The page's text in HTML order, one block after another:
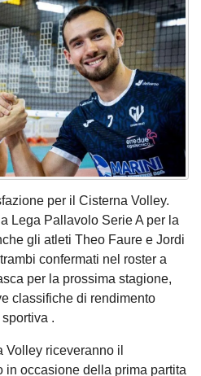
per il Cisterna Volley.
Lega Pallavolo Serie A per la
gli atleti Theo Faure e Jordi
confermati nel roster a
per la prossima stagione,
classifiche di rendimento
.
Volley riceveranno il
in occasione della prima partita